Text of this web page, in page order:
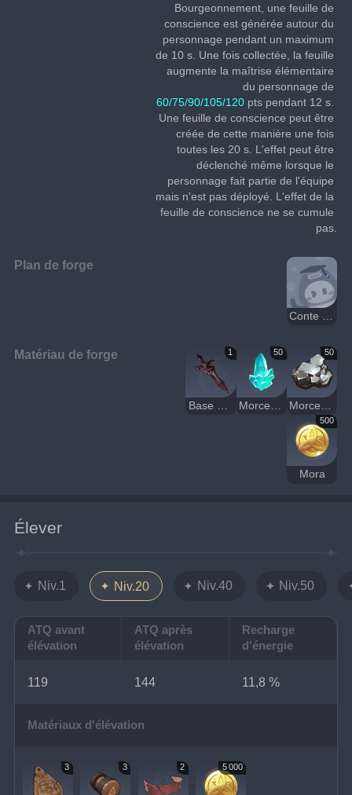
Bourgeonnement, une feuille de
conscience est générée autour du
personnage pendant un maximum
de 10 s. Une fois collectée, la feuille
augmente la maîtrise élémentaire
du personnage de
60/75/90/105/120 pts pendant 12 s.
Une feuille de conscience peut être
créée de cette manière une fois
toutes les 20 s. L'effet peut être
déclenché même lorsque le
personnage fait partie de l'équipe
mais n'est pas déployé. L'effet de la
feuille de conscience ne se cumule
pas.
Plan de forge
Conte du désert
Matériau de forge 1
Base d'épée du centre
50
Morceau de cristal
50
Morceau de fer blanc
500
Mora
Élever
Niv.1 Niv.20 Niv.40 Niv.50
ATQ avant
élévation
ATQ après
élévation
Recharge
d'énergie
119 144 11,8 %
Matériaux d'élévation
3 3 2 5 000